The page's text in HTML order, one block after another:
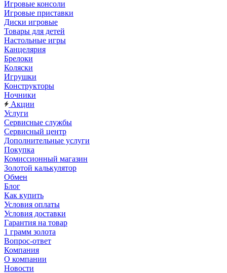
Игровые консоли
Игровые приставки
Диски игровые
Товары для детей
Настольные игры
Канцелярия
Брелоки
Коляски
Игрушки
Конструкторы
Ночники
Акции
Услуги
Сервисные службы
Сервисный центр
Дополнительные услуги
Покупка
Комиссионный магазин
Золотой калькулятор
Обмен
Блог
Как купить
Условия оплаты
Условия доставки
Гарантия на товар
1 грамм золота
Вопрос-ответ
Компания
О компании
Новости